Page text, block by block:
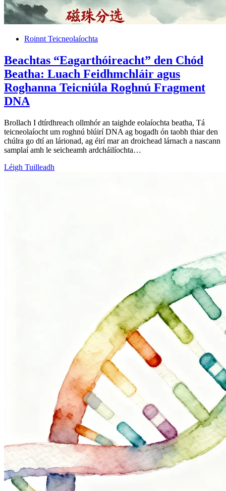
Roinnt Teicneolaíochta
Beachtas “Eagarthóireacht” den Chód
Beatha: Luach Feidhmchláir agus
Roghanna Teicniúla Roghnú Fragment
DNA
Brollach I dtírdhreach ollmhór an taighde eolaíochta beatha, Tá
teicneolaíocht um roghnú blúirí DNA ag bogadh ón taobh thiar den
chúlra go dtí an lárionad, ag éirí mar an droichead lárnach a nascann
samplaí amh le seicheamh ardcháilíochta…
Léigh Tuilleadh